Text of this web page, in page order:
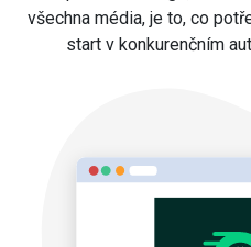
všechna média, je to, co
start v konkurenčním